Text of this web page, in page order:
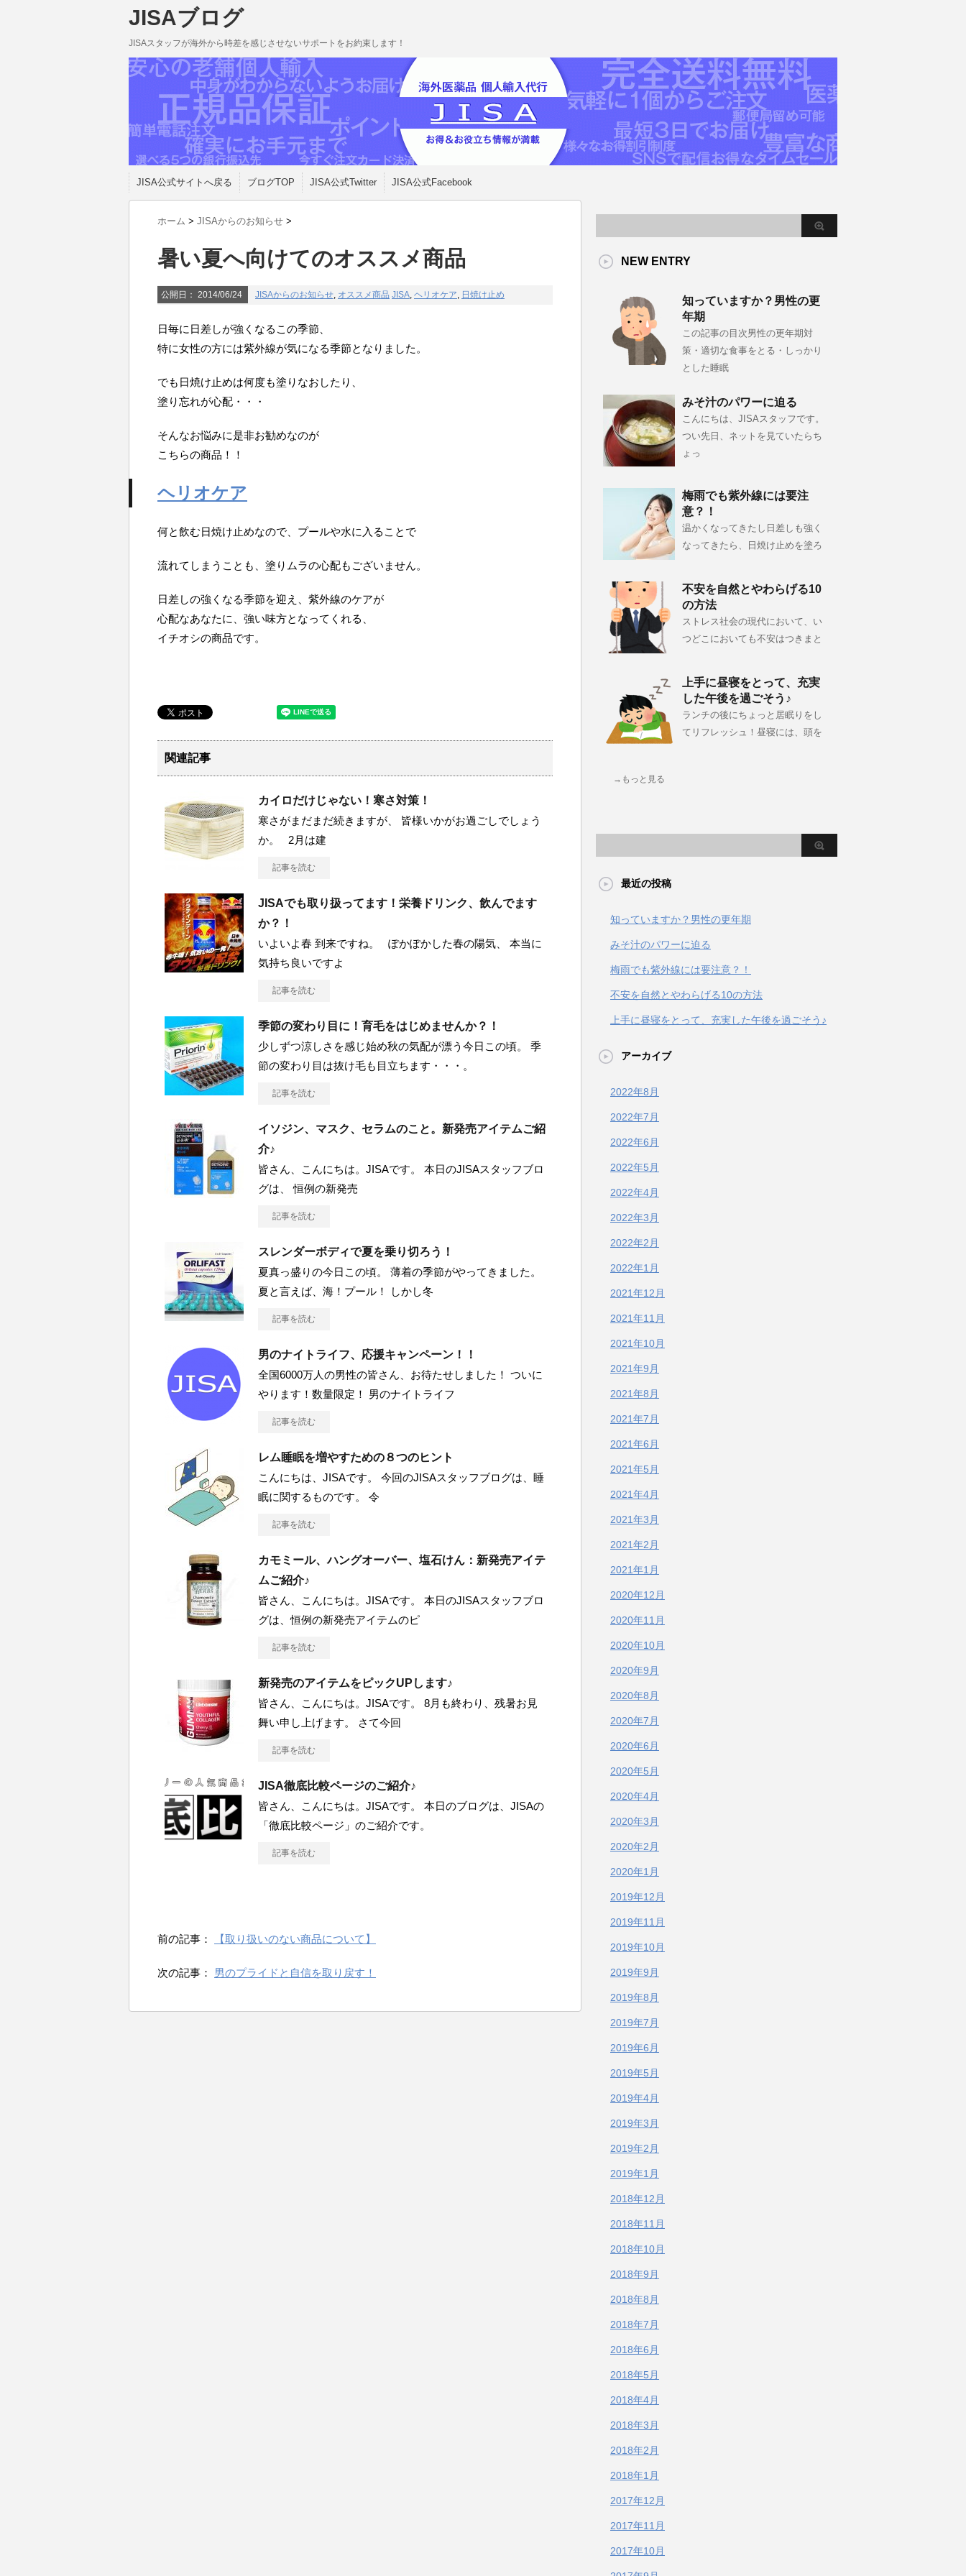
JISAブログ
JISAスタッフが海外から時差を感じさせないサポートをお約束します！
JISA公式サイトへ戻る ブログTOP JISA公式Twitter JISA公式Facebook
ホーム > JISAからのお知らせ >
暑い夏へ向けてのオススメ商品
公開日： 2014/06/24 JISAからのお知らせ, オススメ商品 JISA, ヘリオケア, 日焼け止め
日毎に日差しが強くなるこの季節、
特に女性の方には紫外線が気になる季節となりました。
でも日焼け止めは何度も塗りなおしたり、
塗り忘れが心配・・・
そんなお悩みに是非お勧めなのが
こちらの商品！！
ヘリオケア
何と飲む日焼け止めなので、プールや水に入ることで
流れてしまうことも、塗りムラの心配もございません。
日差しの強くなる季節を迎え、紫外線のケアが
心配なあなたに、強い味方となってくれる、
イチオシの商品です。
関連記事
カイロだけじゃない！寒さ対策！
寒さがまだまだ続きますが、 皆様いかがお過ごしでしょう
か。 2月は建
記事を読む
JISAでも取り扱ってます！栄養ドリンク、飲んでます
か？！
いよいよ春 到来ですね。 ぽかぽかした春の陽気、 本当に
気持ち良いですよ
記事を読む
季節の変わり目に！育毛をはじめませんか？！
少しずつ涼しさを感じ始め秋の気配が漂う今日この頃。 季
節の変わり目は抜け毛も目立ちます・・・。
記事を読む
イソジン、マスク、セラムのこと。新発売アイテムご紹
介♪
皆さん、こんにちは。JISAです。 本日のJISAスタッフブロ
グは、 恒例の新発売
記事を読む
スレンダーボディで夏を乗り切ろう！
夏真っ盛りの今日この頃。 薄着の季節がやってきました。
夏と言えば、海！プール！ しかし冬
記事を読む
男のナイトライフ、応援キャンペーン！！
全国6000万人の男性の皆さん、お待たせしました！ ついに
やります！数量限定！ 男のナイトライフ
記事を読む
レム睡眠を増やすための８つのヒント
こんにちは、JISAです。 今回のJISAスタッフブログは、睡
眠に関するものです。 令
記事を読む
カモミール、ハングオーバー、塩石けん：新発売アイテ
ムご紹介♪
皆さん、こんにちは。JISAです。 本日のJISAスタッフブロ
グは、恒例の新発売アイテムのピ
記事を読む
新発売のアイテムをピックUPします♪
皆さん、こんにちは。JISAです。 8月も終わり、残暑お見
舞い申し上げます。 さて今回
記事を読む
JISA徹底比較ページのご紹介♪
皆さん、こんにちは。JISAです。 本日のブログは、JISAの
「徹底比較ページ」のご紹介です。
記事を読む
前の記事： 【取り扱いのない商品について】
次の記事： 男のプライドと自信を取り戻す！
NEW ENTRY
知っていますか？男性の更
年期
この記事の目次男性の更年期対
策・適切な食事をとる・しっかり
とした睡眠
みそ汁のパワーに迫る
こんにちは、JISAスタッフです。
つい先日、ネットを見ていたらち
ょっ
梅雨でも紫外線には要注
意？！
温かくなってきたし日差しも強く
なってきたら、日焼け止めを塗ろ
不安を自然とやわらげる10
の方法
ストレス社会の現代において、い
つどこにおいても不安はつきまと
上手に昼寝をとって、充実
した午後を過ごそう♪
ランチの後にちょっと居眠りをし
てリフレッシュ！昼寝には、頭を
→もっと見る
最近の投稿
知っていますか？男性の更年期
みそ汁のパワーに迫る
梅雨でも紫外線には要注意？！
不安を自然とやわらげる10の方法
上手に昼寝をとって、充実した午後を過ごそう♪
アーカイブ
2022年8月
2022年7月
2022年6月
2022年5月
2022年4月
2022年3月
2022年2月
2022年1月
2021年12月
2021年11月
2021年10月
2021年9月
2021年8月
2021年7月
2021年6月
2021年5月
2021年4月
2021年3月
2021年2月
2021年1月
2020年12月
2020年11月
2020年10月
2020年9月
2020年8月
2020年7月
2020年6月
2020年5月
2020年4月
2020年3月
2020年2月
2020年1月
2019年12月
2019年11月
2019年10月
2019年9月
2019年8月
2019年7月
2019年6月
2019年5月
2019年4月
2019年3月
2019年2月
2019年1月
2018年12月
2018年11月
2018年10月
2018年9月
2018年8月
2018年7月
2018年6月
2018年5月
2018年4月
2018年3月
2018年2月
2018年1月
2017年12月
2017年11月
2017年10月